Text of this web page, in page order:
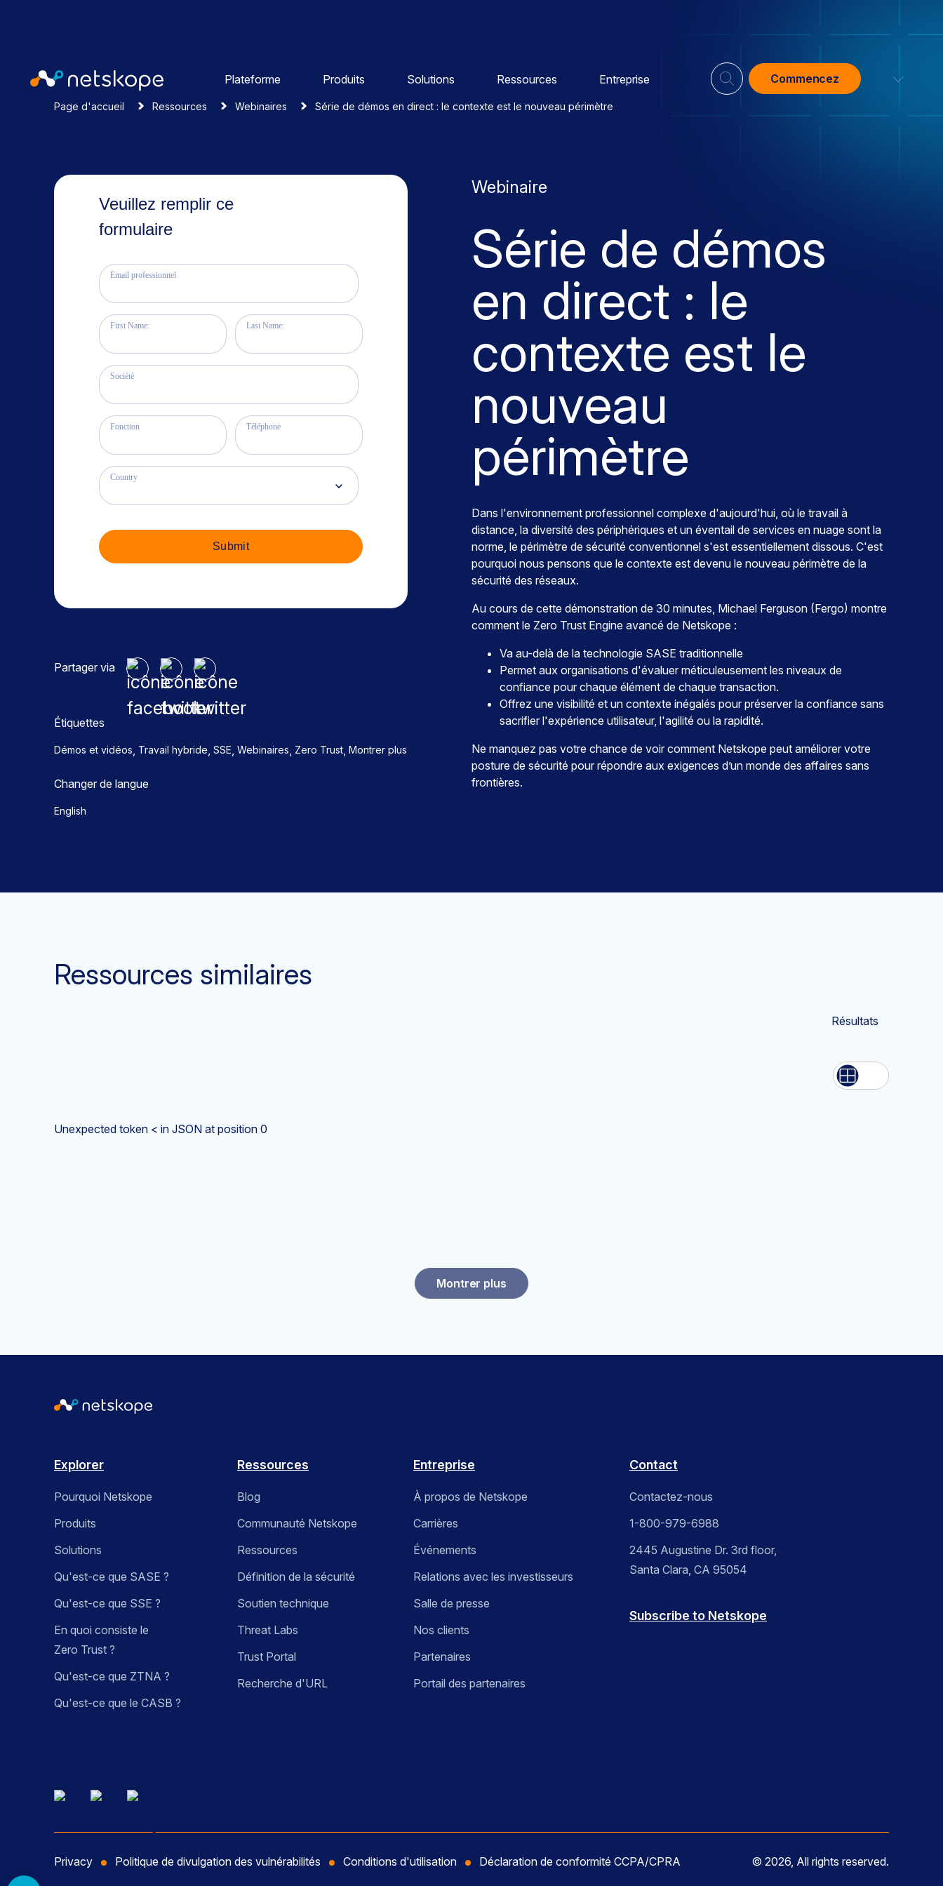
Plateforme Produits Solutions Ressources Entreprise Commencez
Page d'accueil Ressources Webinaires Série de démos en direct : le contexte est le nouveau périmètre
Veuillez remplir ce
formulaire
Email professionnel
First Name: Last Name:
Société
Fonction Téléphone
Country
Submit
Partager via
Étiquettes
Démos et vidéos, Travail hybride, SSE, Webinaires, Zero Trust, Montrer plus
Changer de langue
English
Webinaire
Série de démos
en direct : le
contexte est le
nouveau
périmètre
Dans l'environnement professionnel complexe d'aujourd'hui, où le travail à
distance, la diversité des périphériques et un éventail de services en nuage sont la
norme, le périmètre de sécurité conventionnel s'est essentiellement dissous. C'est
pourquoi nous pensons que le contexte est devenu le nouveau périmètre de la
sécurité des réseaux.
Au cours de cette démonstration de 30 minutes, Michael Ferguson (Fergo) montre
comment le Zero Trust Engine avancé de Netskope :
Va au-delà de la technologie SASE traditionnelle
Permet aux organisations d'évaluer méticuleusement les niveaux de
confiance pour chaque élément de chaque transaction.
Offrez une visibilité et un contexte inégalés pour préserver la confiance sans
sacrifier l'expérience utilisateur, l'agilité ou la rapidité.
Ne manquez pas votre chance de voir comment Netskope peut améliorer votre
posture de sécurité pour répondre aux exigences d’un monde des affaires sans
frontières.
Ressources similaires
Résultats
Liste Grille
Unexpected token < in JSON at position 0
Montrer plus
Explorer
Pourquoi Netskope
Produits
Solutions
Qu'est-ce que SASE ?
Qu'est-ce que SSE ?
En quoi consiste le
Zero Trust ?
Qu'est-ce que ZTNA ?
Qu'est-ce que le CASB ?
Ressources
Blog
Communauté Netskope
Ressources
Définition de la sécurité
Soutien technique
Threat Labs
Trust Portal
Recherche d'URL
Entreprise
À propos de Netskope
Carrières
Événements
Relations avec les investisseurs
Salle de presse
Nos clients
Partenaires
Portail des partenaires
Contact
Contactez-nous
1-800-979-6988
2445 Augustine Dr. 3rd floor,
Santa Clara, CA 95054
Subscribe to Netskope
Privacy Politique de divulgation des vulnérabilités Conditions d'utilisation Déclaration de conformité CCPA/CPRA © 2026, All rights reserved.